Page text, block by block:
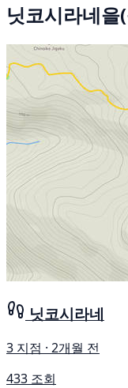
닛코시라네을
닛코시라네
3 지점 · 2개월 전
433 조회